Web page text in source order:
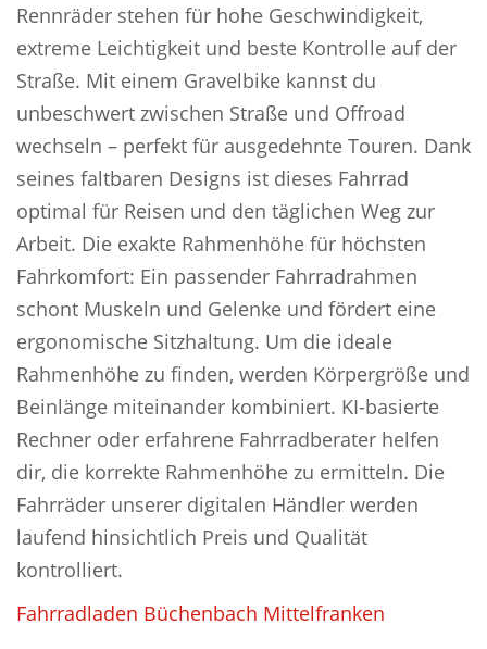
Rennräder stehen für hohe Geschwindigkeit,
extreme Leichtigkeit und beste Kontrolle auf der
Straße. Mit einem Gravelbike kannst du
unbeschwert zwischen Straße und Offroad
wechseln – perfekt für ausgedehnte Touren. Dank
seines faltbaren Designs ist dieses Fahrrad
optimal für Reisen und den täglichen Weg zur
Arbeit. Die exakte Rahmenhöhe für höchsten
Fahrkomfort: Ein passender Fahrradrahmen
schont Muskeln und Gelenke und fördert eine
ergonomische Sitzhaltung. Um die ideale
Rahmenhöhe zu finden, werden Körpergröße und
Beinlänge miteinander kombiniert. KI-basierte
Rechner oder erfahrene Fahrradberater helfen
dir, die korrekte Rahmenhöhe zu ermitteln. Die
Fahrräder unserer digitalen Händler werden
laufend hinsichtlich Preis und Qualität
kontrolliert.
Fahrradladen Büchenbach Mittelfranken